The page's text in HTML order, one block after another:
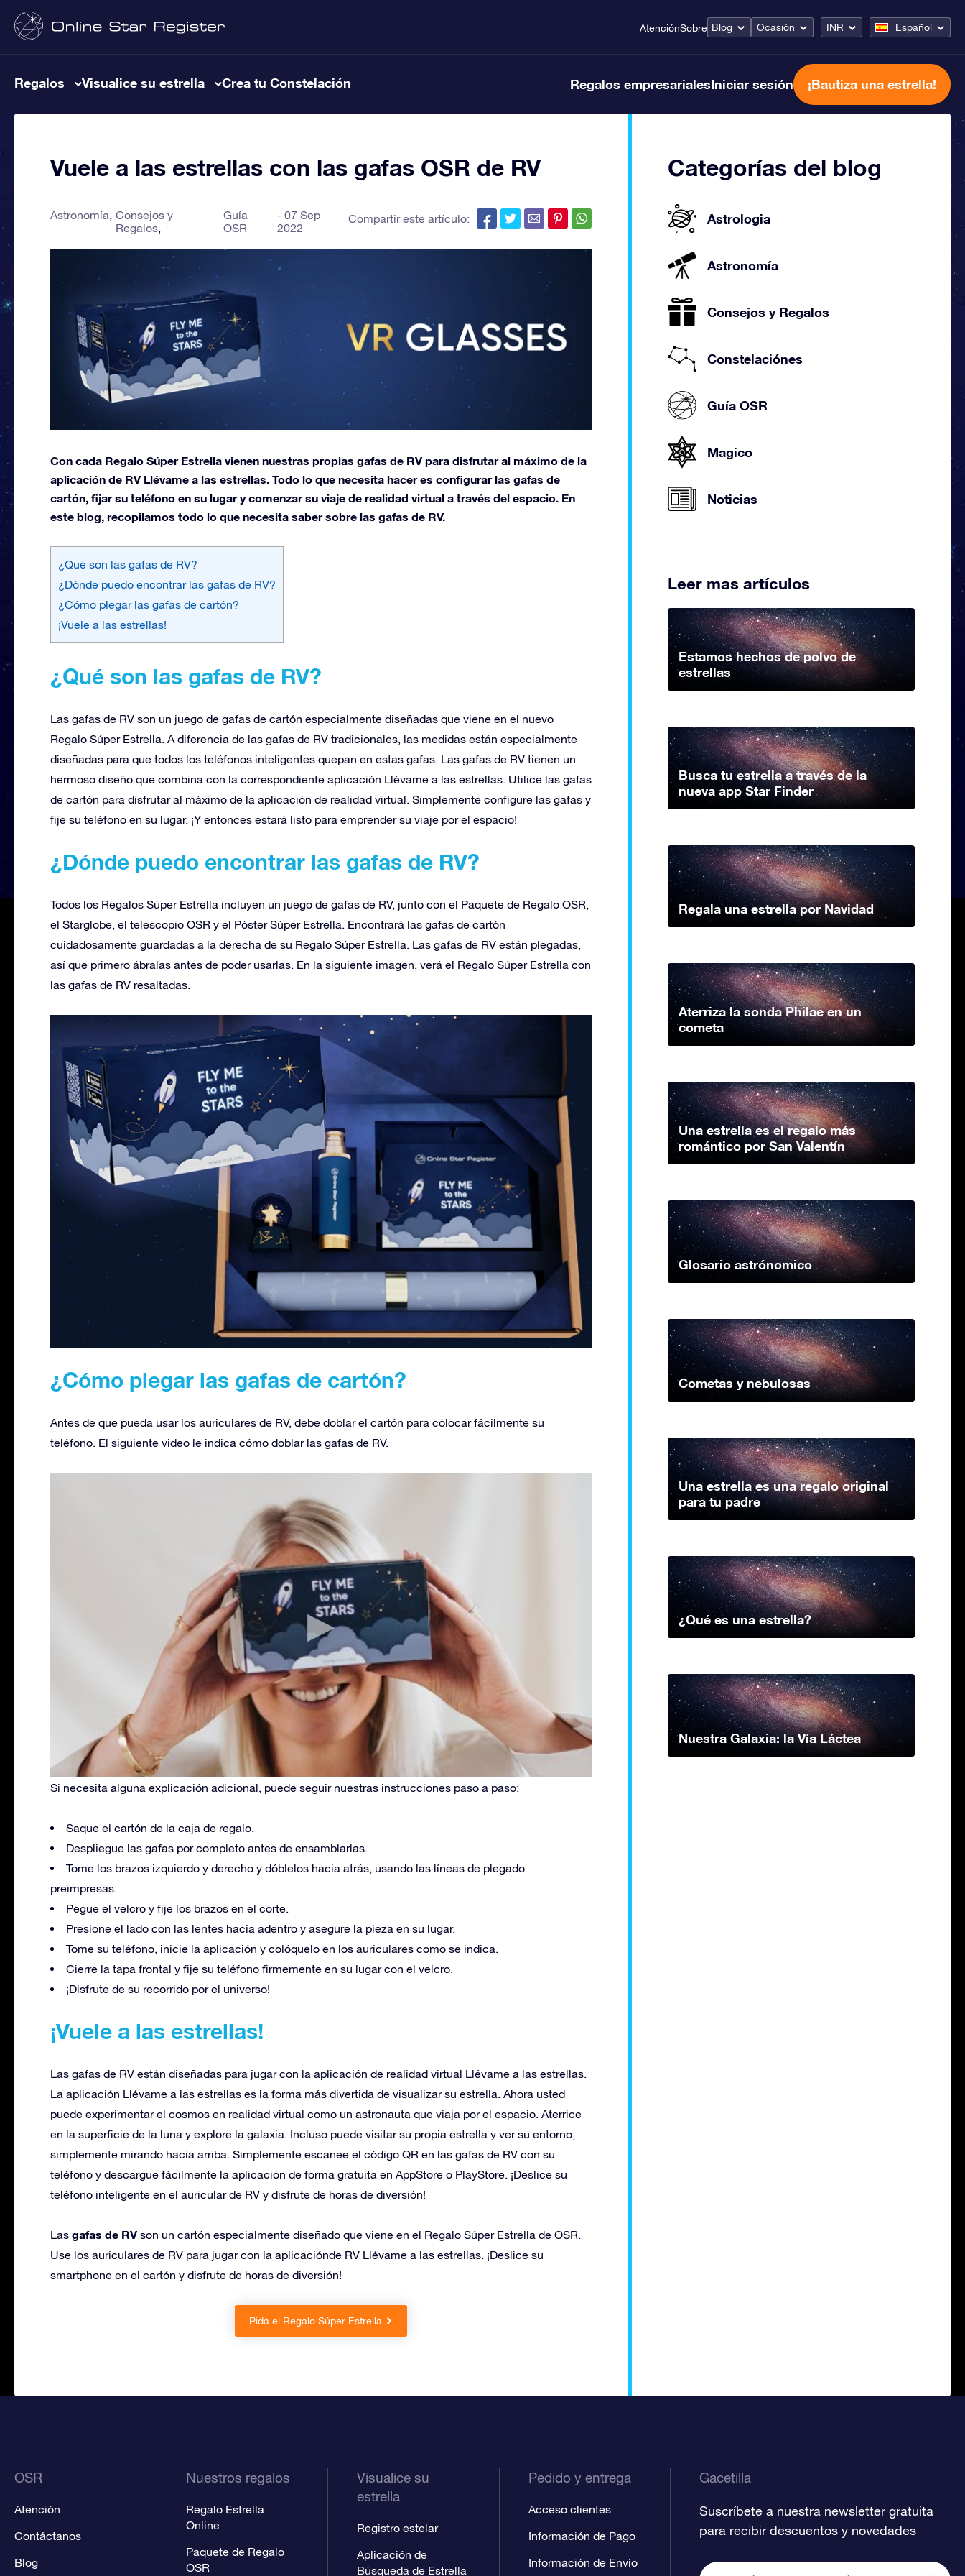
AtenciónSobre Blog Ocasión INR Español
Regalos Visualice su estrella Crea tu Constelación Regalos empresarialesIniciar sesión ¡Bautiza una estrella!
Vuele a las estrellas con las gafas OSR de RV
Astronomía Consejos y
Regalos
Guía
OSR
07 Sep
2022
Compartir este artículo:
Con cada Regalo Súper Estrella vienen nuestras propias gafas de RV para disfrutar al máximo de la
aplicación de RV Llévame a las estrellas. Todo lo que necesita hacer es configurar las gafas de
cartón, fijar su teléfono en su lugar y comenzar su viaje de realidad virtual a través del espacio. En
este blog, recopilamos todo lo que necesita saber sobre las gafas de RV.
¿Qué son las gafas de RV?
¿Dónde puedo encontrar las gafas de RV?
¿Cómo plegar las gafas de cartón?
¡Vuele a las estrellas!
¿Qué son las gafas de RV?
Las gafas de RV son un juego de gafas de cartón especialmente diseñadas que viene en el nuevo
Regalo Súper Estrella. A diferencia de las gafas de RV tradicionales, las medidas están especialmente
diseñadas para que todos los teléfonos inteligentes quepan en estas gafas. Las gafas de RV tienen un
hermoso diseño que combina con la correspondiente aplicación Llévame a las estrellas. Utilice las gafas
de cartón para disfrutar al máximo de la aplicación de realidad virtual. Simplemente configure las gafas y
fije su teléfono en su lugar. ¡Y entonces estará listo para emprender su viaje por el espacio!
¿Dónde puedo encontrar las gafas de RV?
Todos los Regalos Súper Estrella incluyen un juego de gafas de RV, junto con el Paquete de Regalo OSR,
el Starglobe, el telescopio OSR y el Póster Súper Estrella. Encontrará las gafas de cartón
cuidadosamente guardadas a la derecha de su Regalo Súper Estrella. Las gafas de RV están plegadas,
así que primero ábralas antes de poder usarlas. En la siguiente imagen, verá el Regalo Súper Estrella con
las gafas de RV resaltadas.
¿Cómo plegar las gafas de cartón?
Antes de que pueda usar los auriculares de RV, debe doblar el cartón para colocar fácilmente su
teléfono. El siguiente video le indica cómo doblar las gafas de RV.
Si necesita alguna explicación adicional, puede seguir nuestras instrucciones paso a paso:
Saque el cartón de la caja de regalo.
Despliegue las gafas por completo antes de ensamblarlas.
Tome los brazos izquierdo y derecho y dóblelos hacia atrás, usando las líneas de plegado
preimpresas.
Pegue el velcro y fije los brazos en el corte.
Presione el lado con las lentes hacia adentro y asegure la pieza en su lugar.
Tome su teléfono, inicie la aplicación y colóquelo en los auriculares como se indica.
Cierre la tapa frontal y fije su teléfono firmemente en su lugar con el velcro.
¡Disfrute de su recorrido por el universo!
¡Vuele a las estrellas!
Las gafas de RV están diseñadas para jugar con la aplicación de realidad virtual Llévame a las estrellas.
La aplicación Llévame a las estrellas es la forma más divertida de visualizar su estrella. Ahora usted
puede experimentar el cosmos en realidad virtual como un astronauta que viaja por el espacio. Aterrice
en la superficie de la luna y explore la galaxia. Incluso puede visitar su propia estrella y ver su entorno,
simplemente mirando hacia arriba. Simplemente escanee el código QR en las gafas de RV con su
teléfono y descargue fácilmente la aplicación de forma gratuita en AppStore o PlayStore. ¡Deslice su
teléfono inteligente en el auricular de RV y disfrute de horas de diversión!
Las gafas de RV son un cartón especialmente diseñado que viene en el Regalo Súper Estrella de OSR.
Use los auriculares de RV para jugar con la aplicaciónde RV Llévame a las estrellas. ¡Deslice su
smartphone en el cartón y disfrute de horas de diversión!
Pida el Regalo Súper Estrella
Categorías del blog
Astrologia
Astronomía
Consejos y Regalos
Constelaciónes
Guía OSR
Magico
Noticias
Leer mas artículos
Estamos hechos de polvo de
estrellas
Busca tu estrella a través de la
nueva app Star Finder
Regala una estrella por Navidad
Aterriza la sonda Philae en un
cometa
Una estrella es el regalo más
romántico por San Valentín
Glosario astrónomico
Cometas y nebulosas
Una estrella es una regalo original
para tu padre
¿Qué es una estrella?
Nuestra Galaxia: la Vía Láctea
OSR
Atención
Contáctanos
Blog
Nuestros regalos
Regalo Estrella
Online
Paquete de Regalo
OSR
Visualice su
estrella
Registro estelar
Aplicación de
Búsqueda de Estrella
Pedido y entrega
Acceso clientes
Información de Pago
Información de Envío
Gacetilla
Suscríbete a nuestra newsletter gratuita
para recibir descuentos y novedades